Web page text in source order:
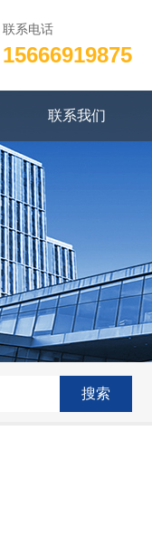
联系电话
15666919875
联系我们